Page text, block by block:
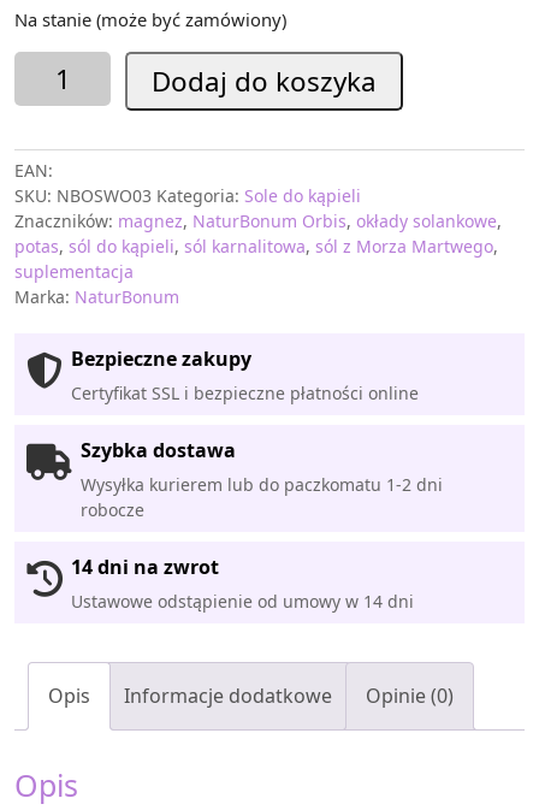
Na stanie (może być zamówiony)
z
Morza
Martwego
NaturBonum
Orbis
3
Dodaj do koszyka
EAN:
SKU: NBOSWO03 Kategoria: Sole do kąpieli
Znaczników: magnez, NaturBonum Orbis, okłady solankowe,
potas, sól do kąpieli, sól karnalitowa, sól z Morza Martwego,
suplementacja
Marka: NaturBonum
Bezpieczne zakupy
Certyfikat SSL i bezpieczne płatności online
Szybka dostawa
Wysyłka kurierem lub do paczkomatu 1-2 dni
robocze
14 dni na zwrot
Ustawowe odstąpienie od umowy w 14 dni
Opis Informacje dodatkowe Opinie (0)
Opis